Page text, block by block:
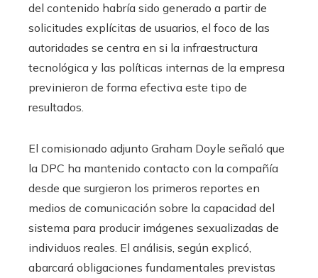
del contenido habría sido generado a partir de
solicitudes explícitas de usuarios, el foco de las
autoridades se centra en si la infraestructura
tecnológica y las políticas internas de la empresa
previnieron de forma efectiva este tipo de
resultados.
El comisionado adjunto Graham Doyle señaló que
la DPC ha mantenido contacto con la compañía
desde que surgieron los primeros reportes en
medios de comunicación sobre la capacidad del
sistema para producir imágenes sexualizadas de
individuos reales. El análisis, según explicó,
abarcará obligaciones fundamentales previstas